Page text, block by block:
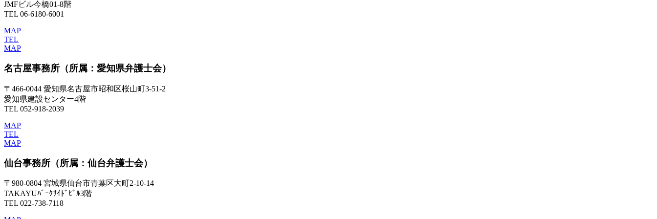
JMFビル今橋01-8階
TEL 06-6180-6001
MAP
TEL
MAP
名古屋事務所 （所属：愛知県弁護士会）
〒466-0044 愛知県名古屋市昭和区桜山町3-51-2
愛知県建設センター4階
TEL 052-918-2039
MAP
TEL
MAP
仙台事務所 （所属：仙台弁護士会）
〒980-0804 宮城県仙台市青葉区大町2-10-14
TAKAYUﾊﾟｰｸｻｲﾄﾞﾋﾞﾙ3階
TEL 022-738-7118